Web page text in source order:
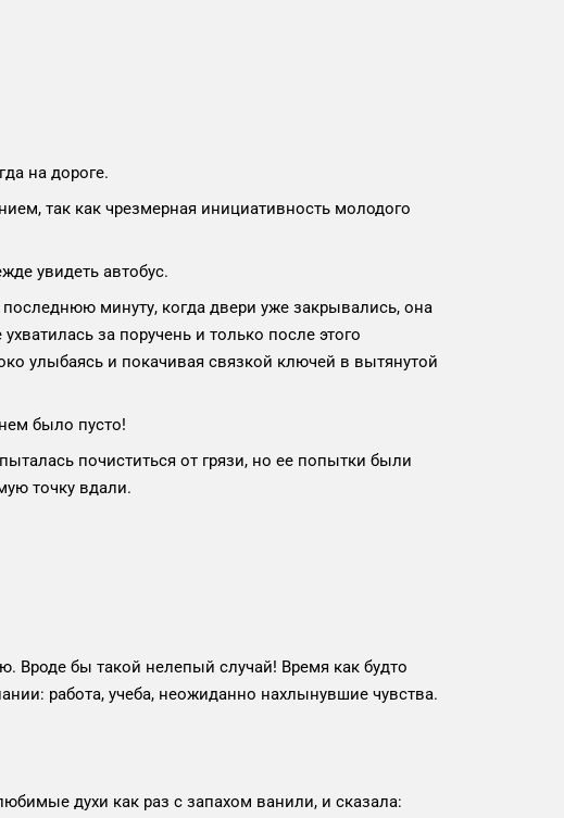
на дороге.
так как чрезмерная инициативность молодого
увидеть автобус.
минуту, когда двери уже закрывались, она
за поручень и только после этого
улыбаясь и покачивая связкой ключей в вытянутой
было пусто!
почиститься от грязи, но ее попытки были
точку вдали.
Вроде бы такой нелепый случай! Время как будто
работа, учеба, неожиданно нахлынувшие чувства.
духи как раз с запахом ванили, и сказала: